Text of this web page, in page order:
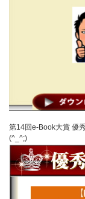
第14回e-Book大賞 優
(^_^;)